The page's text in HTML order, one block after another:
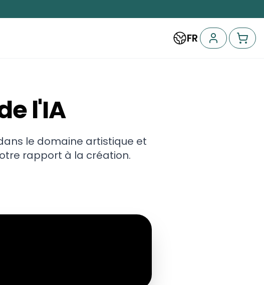
FR
l'IA
le domaine artistique et
rapport à la création.